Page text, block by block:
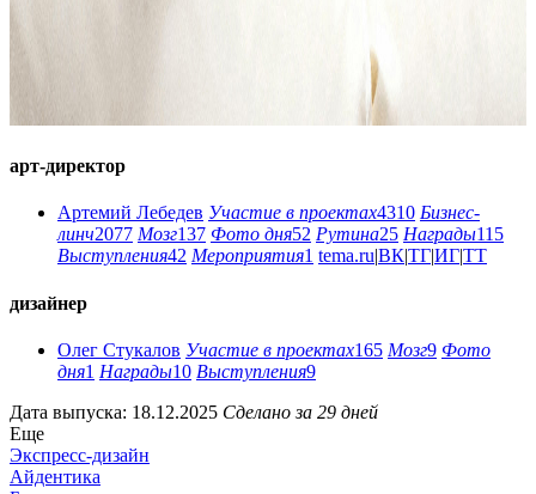
арт-директор
Артемий Лебедев Участие в проектах4310 Бизнес-
линч2077 Мозг137 Фото дня52 Рутина25 Награды115
Выступления42 Мероприятия1 tema.ru|ВК|ТГ|ИГ|ТТ
дизайнер
Олег Стукалов Участие в проектах165 Мозг9 Фото
дня1 Награды10 Выступления9
Дата выпуска: 18.12.2025 Сделано за 29 дней
Еще
Экспресс-дизайн
Айдентика